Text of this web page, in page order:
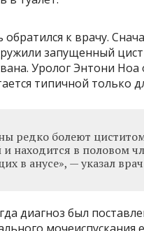
к врачу.
запущенный
Уролог Энтони Ноа
типичной только
редко болеют
находится в половом
в анусе», — указал
диагноз был